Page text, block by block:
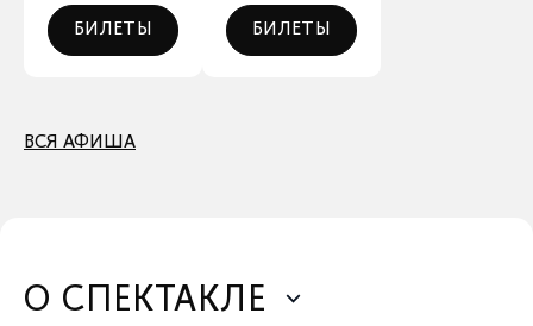
БИЛЕТЫ БИЛЕТЫ
ВСЯ АФИША
О СПЕКТАКЛЕ